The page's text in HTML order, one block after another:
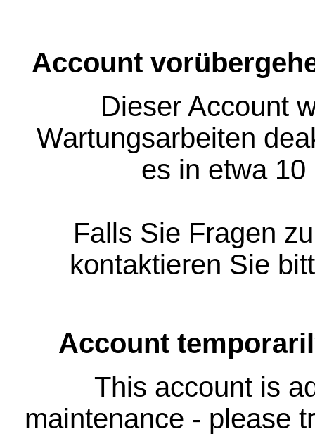
Account
Dieser Account
Wartungsarbeiten
es in etwa
Falls Sie Fragen
kontaktieren Sie
Account
This account is
maintenance - please